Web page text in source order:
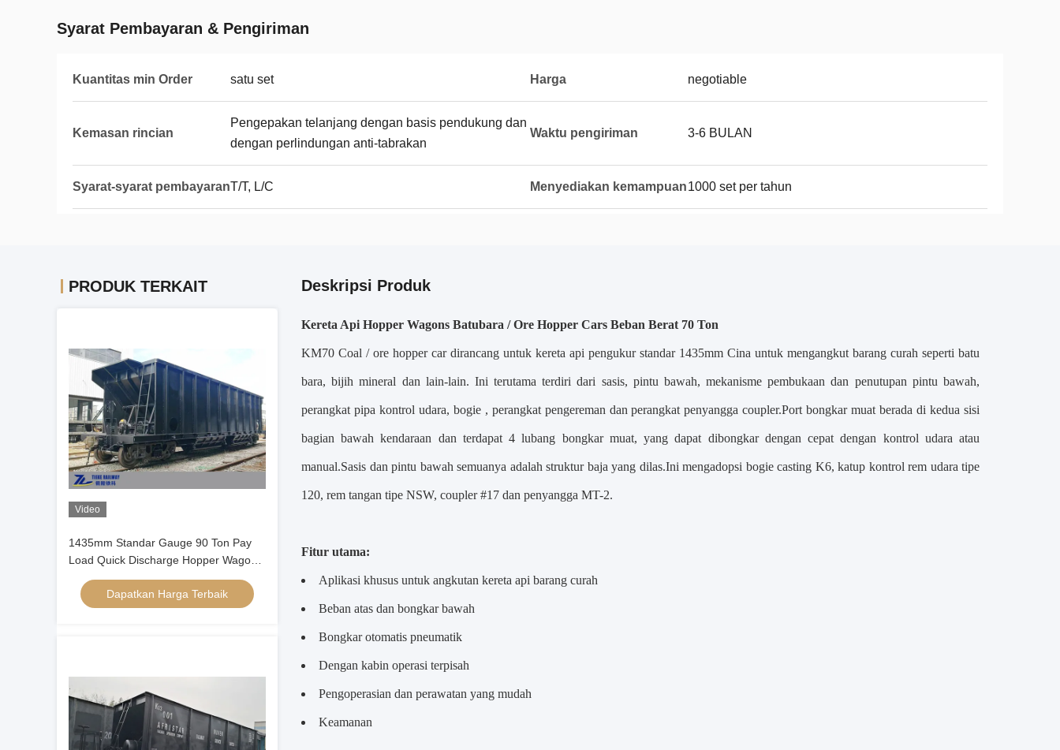
Syarat Pembayaran & Pengiriman
Kuantitas min Order satu set Harga negotiable
Kemasan rincian
Pengepakan telanjang dengan basis pendukung dan
dengan perlindungan anti-tabrakan
Waktu pengiriman 3-6 BULAN
Syarat-syarat pembayaranT/T, L/C Menyediakan kemampuan1000 set per tahun
PRODUK TERKAIT
Video
1435mm Standar Gauge 90 Ton Pay
Load Quick Discharge Hopper Wagon
untuk Bijih Mineral
Dapatkan Harga Terbaik
Deskripsi Produk
Kereta Api Hopper Wagons Batubara / Ore Hopper Cars Beban Berat 70 Ton
KM70 Coal / ore hopper car dirancang untuk kereta api pengukur standar 1435mm Cina untuk mengangkut barang curah seperti batu
bara, bijih mineral dan lain-lain. Ini terutama terdiri dari sasis, pintu bawah, mekanisme pembukaan dan penutupan pintu bawah,
perangkat pipa kontrol udara, bogie , perangkat pengereman dan perangkat penyangga coupler.Port bongkar muat berada di kedua sisi
bagian bawah kendaraan dan terdapat 4 lubang bongkar muat, yang dapat dibongkar dengan cepat dengan kontrol udara atau
manual.Sasis dan pintu bawah semuanya adalah struktur baja yang dilas.Ini mengadopsi bogie casting K6, katup kontrol rem udara tipe
120, rem tangan tipe NSW, coupler #17 dan penyangga MT-2.
Fitur utama:
Aplikasi khusus untuk angkutan kereta api barang curah
Beban atas dan bongkar bawah
Bongkar otomatis pneumatik
Dengan kabin operasi terpisah
Pengoperasian dan perawatan yang mudah
Keamanan